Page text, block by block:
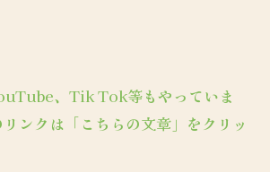
、Tik Tok等もやっていま
ンクは「こちらの文章」をクリッ